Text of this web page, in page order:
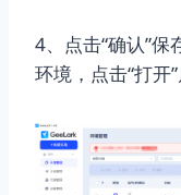
4、点击“确认”保
环境，点击“打开